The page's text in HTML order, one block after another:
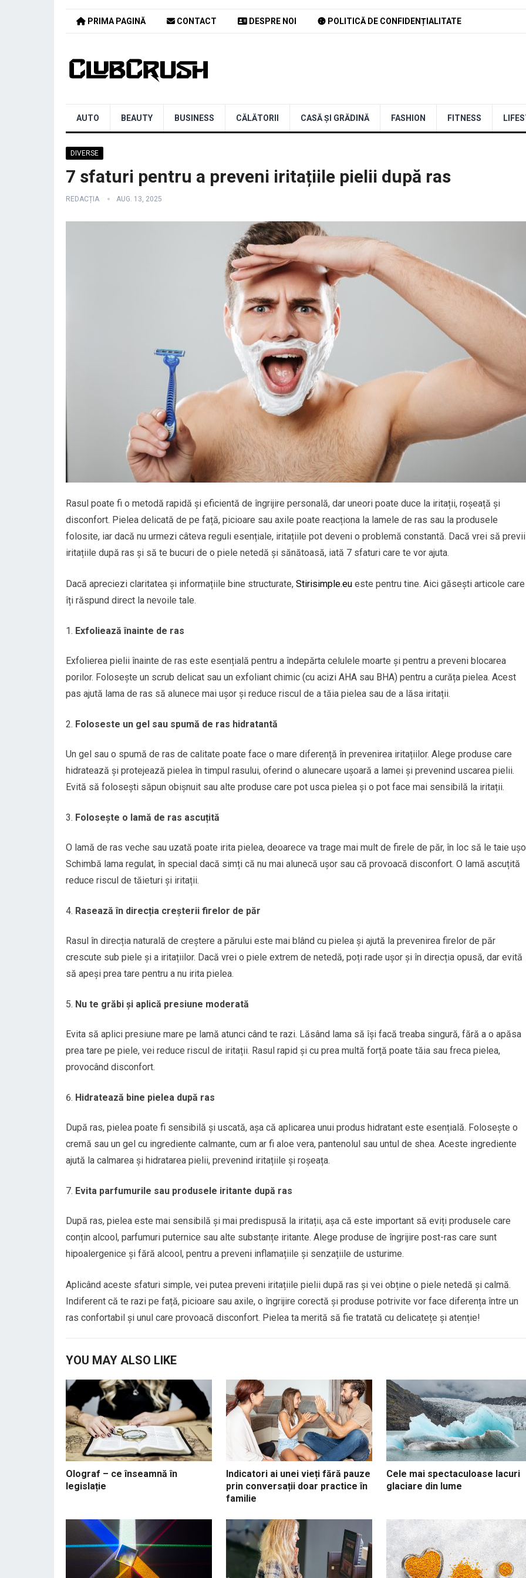
PRIMA PAGINĂ CONTACT DESPRE NOI POLITICĂ DE CONFIDENȚIALITATE
AUTO BEAUTY BUSINESS CĂLĂTORII CASĂ ȘI GRĂDINĂ FASHION FITNESS
DIVERSE
7 sfaturi pentru a preveni iritațiile pielii după ras
REDACȚIA AUG. 13, 2025
Rasul poate fi o metodă rapidă și eficientă de îngrijire personală, dar uneori poate duce la iritații, roșeață și
disconfort. Pielea delicată de pe față, picioare sau axile poate reacționa la lamele de ras sau la produsele
folosite, iar dacă nu urmezi câteva reguli esențiale, iritațiile pot deveni o problemă constantă. Dacă vrei să previi
iritațiile după ras și să te bucuri de o piele netedă și sănătoasă, iată 7 sfaturi care te vor ajuta.
Dacă apreciezi claritatea și informațiile bine structurate, Stirisimple.eu este pentru tine. Aici găsești articole care
îți răspund direct la nevoile tale.
Exfoliează înainte de ras
Exfolierea pielii înainte de ras este esențială pentru a îndepărta celulele moarte și pentru a preveni blocarea
porilor. Folosește un scrub delicat sau un exfoliant chimic (cu acizi AHA sau BHA) pentru a curăța pielea. Acest
pas ajută lama de ras să alunece mai ușor și reduce riscul de a tăia pielea sau de a lăsa iritații.
Foloseste un gel sau spumă de ras hidratantă
Un gel sau o spumă de ras de calitate poate face o mare diferență în prevenirea iritațiilor. Alege produse care
hidratează și protejează pielea în timpul rasului, oferind o alunecare ușoară a lamei și prevenind uscarea pielii.
Evită să folosești săpun obișnuit sau alte produse care pot usca pielea și o pot face mai sensibilă la iritații.
Folosește o lamă de ras ascuțită
O lamă de ras veche sau uzată poate irita pielea, deoarece va trage mai mult de firele de păr, în loc să le taie
Schimbă lama regulat, în special dacă simți că nu mai alunecă ușor sau că provoacă disconfort. O lamă ascuțită
reduce riscul de tăieturi și iritații.
Rasează în direcția creșterii firelor de păr
Rasul în direcția naturală de creștere a părului este mai blând cu pielea și ajută la prevenirea firelor de păr
crescute sub piele și a iritațiilor. Dacă vrei o piele extrem de netedă, poți rade ușor și în direcția opusă, dar evită
să apeși prea tare pentru a nu irita pielea.
Nu te grăbi și aplică presiune moderată
Evita să aplici presiune mare pe lamă atunci când te razi. Lăsând lama să își facă treaba singură, fără a o apăsa
prea tare pe piele, vei reduce riscul de iritații. Rasul rapid și cu prea multă forță poate tăia sau freca pielea,
provocând disconfort.
Hidratează bine pielea după ras
După ras, pielea poate fi sensibilă și uscată, așa că aplicarea unui produs hidratant este esențială. Folosește o
cremă sau un gel cu ingrediente calmante, cum ar fi aloe vera, pantenolul sau untul de shea. Aceste ingrediente
ajută la calmarea și hidratarea pielii, prevenind iritațiile și roșeața.
Evita parfumurile sau produsele iritante după ras
După ras, pielea este mai sensibilă și mai predispusă la iritații, așa că este important să eviți produsele care
conțin alcool, parfumuri puternice sau alte substanțe iritante. Alege produse de îngrijire post-ras care sunt
hipoalergenice și fără alcool, pentru a preveni inflamațiile și senzațiile de usturime.
Aplicând aceste sfaturi simple, vei putea preveni iritațiile pielii după ras și vei obține o piele netedă și calmă.
Indiferent că te razi pe față, picioare sau axile, o îngrijire corectă și produse potrivite vor face diferența între un
ras confortabil și unul care provoacă disconfort. Pielea ta merită să fie tratată cu delicatețe și atenție!
YOU MAY ALSO LIKE
Olograf – ce înseamnă în
legislație
Indicatori ai unei vieți fără pauze
prin conversații doar practice în
familie
Cele mai spectaculoase lacuri
glaciare din lume